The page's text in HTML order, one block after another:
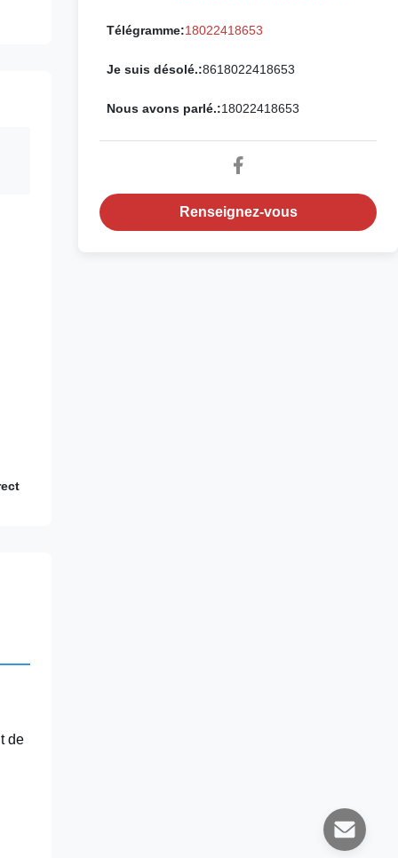
de
Télégramme:18022418653
Je suis désolé.:8618022418653
Nous avons parlé.:18022418653
Renseignez-vous